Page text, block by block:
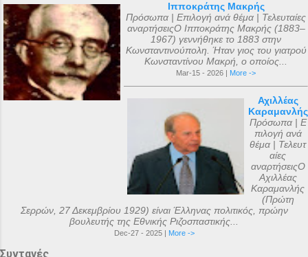
Ιπποκράτης Μακρής
Πρόσωπα | Επιλογή ανά θέμα | Τελευταίες
αναρτήσειςΟ Ιπποκράτης Μακρής (1883–
1967) γεννήθηκε το 1883 στην
Κωνσταντινούπολη. Ήταν γιος του γιατρού
Κωνσταντίνου Μακρή, ο οποίος...
Mar-15 - 2026 | More ->
Αχιλλέας
Καραμανλής
Πρόσωπα | Ε
πιλογή ανά
θέμα | Τελευτ
αίες
αναρτήσειςΟ
Αχιλλέας
Καραμανλής
(Πρώτη
Σερρών, 27 Δεκεμβρίου 1929) είναι Έλληνας πολιτικός, πρώην
βουλευτής της Εθνικής Ριζοσπαστικής...
Dec-27 - 2025 | More ->
Συνταγές